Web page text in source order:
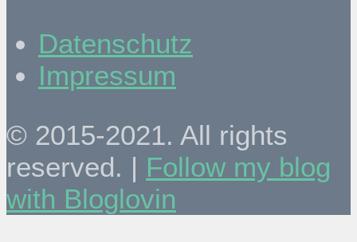
Datenschutz
Impressum
© 2015-2021. All rights
reserved. | Follow my blog
with Bloglovin